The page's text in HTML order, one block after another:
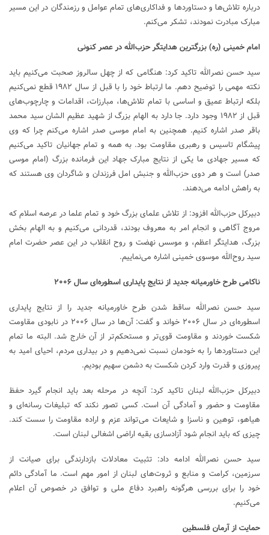
درباره تلاش‌ها و دستاورد‌ها و فداکاری‌های تمام عوامل و رزمندگان در این مسیر
مبارک مبادرت نمودند، تشکر می‌کنم.
امام خمینی (ره) بزرگترین هدایتگر حزب‌الله در عصر کنونی
سید حسن نصرالله تاکید کرد: هنگامی که از چهل سالروز صحبت می‌کنیم باید
نکته مهمی را توضیح دهم. ما ارتباط خود را با قبل از سال ۱۹۸۲ قطع نمی‌کنیم
بلکه ارتباط عمیق و اساسی با تمام تلاش‌ها، مبارزات، اقدامات و چارچوب‌های
قبل از ۱۹۸۲ وجود دارد. جا دارد به الهام بزرگ از شهید عظیم الشان سید محمد
باقر صدر اشاره کنیم. همچنین به امام موسی صدر اشاره می‌کنم چرا که وی
پیشگام تاسیس و رهبری مقاومت بود. به همه و تمام جهانیان تاکید می‌کنیم
که مسیر جهادی ما یکی از نتایج مبارک جهاد این فرمانده بزرگ (امام موسی
صدر) است و هر دوی حزب‌الله و جنبش امل فرزندان و شاگردان وی هستند که
به راهش ادامه می‌دهند.
دبیرکل حزب‌الله افزود: از تلاش علمای بزرگ خود و تمام علما در عرصه اسلام که
مروج آگاهی و انجام امر به معروف بودند، قدردانی می‌کنیم و به الهام بخش
بزرگ، هدایتگر اعظم، و موسس نهضت و روح انقلاب در این عصر حضرت امام
سید روح‌الله موسوی خمینی اشاره می‌نماییم.
ناکامی طرح خاورمیانه جدید از نتایج پایداری اسطوره‌ای سال ۲۰۰۶
سید حسن نصرالله ساقط شدن طرح خاورمیانه جدید را از نتایج پایداری
اسطوره‌ای در سال ۲۰۰۶ خواند و گفت: آن‌ها در سال ۲۰۰۶ در نابودی مقاومت
شکست خوردند و مقاومت قوی‌تر و مستحکم‌تر از آن خارج شد. البته ما تمام
این دستاورد‌ها را به خودمان نسبت نمی‌دهیم و در بیداری مردم، احیای امید به
پیروزی و قدرت وارد کردن شکست به دشمن سهیم بودیم.
دبیرکل حزب‌الله لبنان تاکید کرد: آنچه در مرحله بعد باید انجام گیرد حفظ
مقاومت و حضور و آمادگی آن است. کسی تصور نکند که تبلیغات رسانه‌ای و
هیاهو، توهین و ناسزا و شایعات می‌تواند عزم و اراده مقاومت را سست کند.
چیزی که باید انجام شود آزادسازی بقیه اراضی اشغالی لبنان است.
سید حسن نصرالله ادامه داد: تثبیت معادلات بازدارندگی برای صیانت از
سرزمین، کرامت و منابع و ثروت‌های لبنان از امور مهم است. ما آمادگی دائم
خود را برای بررسی هرگونه راهبرد دفاع ملی و توافق در خصوص آن اعلام
می‌کنیم.
حمایت از آرمان فلسطین